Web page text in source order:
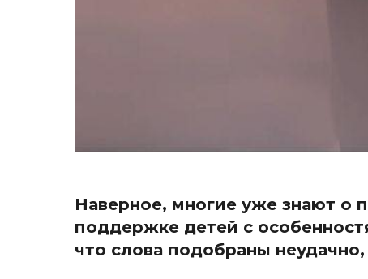
Наверное, многие уже знают о
поддержке детей с
что слова подобраны